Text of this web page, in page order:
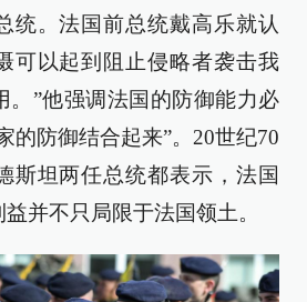
统。法国前总统戴高乐就认
可以起到阻止侵略者袭击我
。”他强调法国的防御能力必
的防御结合起来”。20世纪70
斯坦两任总统都表示，法国
并不只局限于法国领土。